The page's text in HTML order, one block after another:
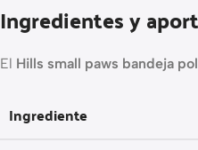
Ingredientes y
El Hills small paws bandeja
Ingrediente